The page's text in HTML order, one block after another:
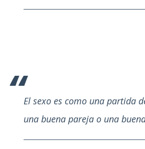
El sexo es como una partida
una buena pareja o una